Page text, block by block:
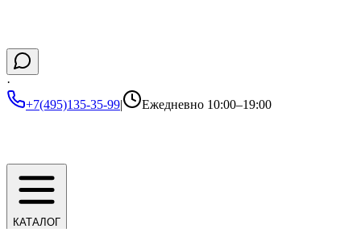
·
+7(495)135-35-99| Ежедневно 10:00–19:00
КАТАЛОГ